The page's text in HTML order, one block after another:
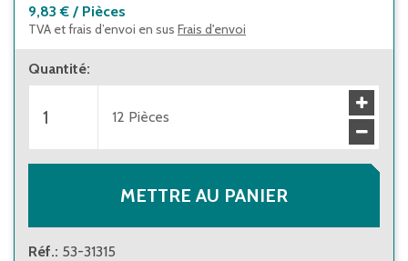
9,83 € / Pièces
TVA et frais d’envoi en sus Frais d'envoi
Quantité:
12 Pièces
METTRE AU PANIER
Réf.: 53-31315